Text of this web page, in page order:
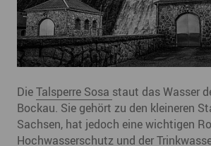
DieTalsperre Sosa staut das Wasser
Bockau. Sie gehört zu den kleineren
Sachsen, hat jedoch eine wichtigen
Hochwasserschutz und der